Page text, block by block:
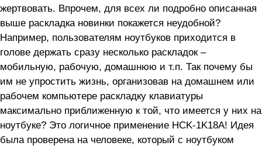
жертвовать. Впрочем, для всех ли подробно описанная
выше раскладка новинки покажется неудобной?
Например, пользователям ноутбуков приходится в
голове держать сразу несколько раскладок –
мобильную, рабочую, домашнюю и т.п. Так почему бы
им не упростить жизнь, организовав на домашнем или
рабочем компьютере раскладку клавиатуры
максимально приближенную к той, что имеется у них на
ноутбуке? Это логичное применение HCK-1K18A! Идея
была проверена на человеке, который с ноутбуком